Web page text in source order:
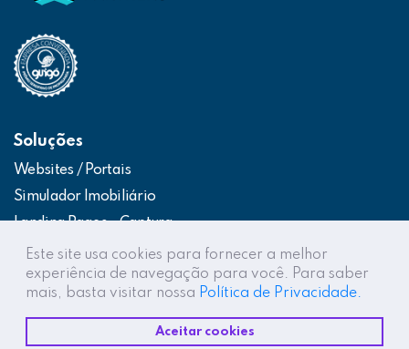
Este site usa cookies para fornecer a melhor
experiência de navegação para você. Para saber
mais, basta visitar nossa Política de Privacidade.
Aceitar cookies
Soluções
Websites / Portais
Simulador Imobiliário
Landing Pages – Captura
Web App – Portal do Cliente
Intranets / Extranets
Integração Construtor de Vendas